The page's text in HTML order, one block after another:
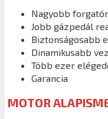
Nagyobb
Jobb gázpedál
Biztonságosabb
Dinamikusabb
Több ezer
Garancia
MOTOR